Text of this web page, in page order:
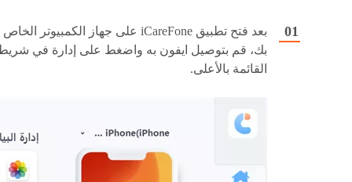
بعد فتح تطبيق iCareFone على جهاز الكمبيوتر الخاص
بك، قم بتوصيل ايفون به واضغط على إدارة في
القائمة بالأعلى.